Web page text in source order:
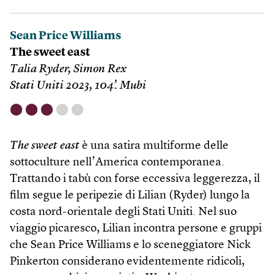
Sean Price Williams
The sweet east
Talia Ryder, Simon Rex
Stati Uniti 2023, 104’. Mubi
⬤ ⬤ ⬤ ⬤ ⬤
The sweet east è una satira multiforme delle
sottoculture nell’America contemporanea.
Trattando i tabù con forse eccessiva leggerezza, il
film segue le peripezie di Lilian (Ryder) lungo la
costa nord-orientale degli Stati Uniti. Nel suo
viaggio picaresco, Lilian incontra persone e gruppi
che Sean Price Williams e lo sceneggiatore Nick
Pinkerton considerano evidentemente ridicoli,